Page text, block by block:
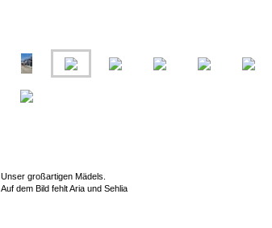
Unser großartigen Mädels.
Auf dem Bild fehlt Aria und Sehlia